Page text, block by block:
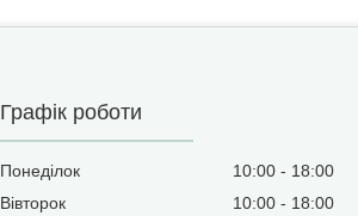
Графік роботи
Понеділок 10:00
18:00
Вівторок
10:00
18:00